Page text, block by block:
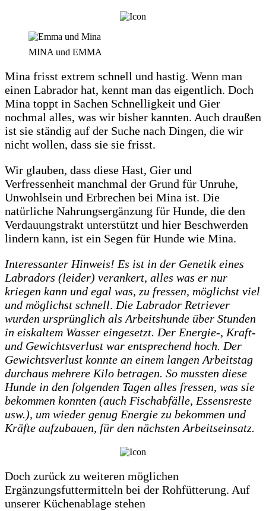
MINA und EMMA
Mina frisst extrem schnell und hastig. Wenn man
einen Labrador hat, kennt man das eigentlich. Doch
Mina toppt in Sachen Schnelligkeit und Gier
nochmal alles, was wir bisher kannten. Auch draußen
ist sie ständig auf der Suche nach Dingen, die wir
nicht wollen, dass sie sie frisst.
Wir glauben, dass diese Hast, Gier und
Verfressenheit manchmal der Grund für Unruhe,
Unwohlsein und Erbrechen bei Mina ist. Die
natürliche Nahrungsergänzung für Hunde, die den
Verdauungstrakt unterstützt und hier Beschwerden
lindern kann, ist ein Segen für Hunde wie Mina.
Interessanter Hinweis! Es ist in der Genetik eines
Labradors (leider) verankert, alles was er nur
kriegen kann und egal was, zu fressen, möglichst viel
und möglichst schnell.Die Labrador Retriever
wurden ursprünglich als Arbeitshunde über Stunden
in eiskaltem Wasser eingesetzt. Der Energie-, Kraft-
und Gewichtsverlust war entsprechend hoch. Der
Gewichtsverlust konnte an einem langen Arbeitstag
durchaus mehrere Kilo betragen. So mussten diese
Hunde in den folgenden Tagen alles fressen, was sie
bekommen konnten (auch Fischabfälle, Essensreste
usw.), um wieder genug Energie zu bekommen und
Kräfte aufzubauen, für den nächsten Arbeitseinsatz.
Doch zurück zu weiteren möglichen
Ergänzungsfuttermitteln bei der Rohfütterung. Auf
unserer Küchenablage stehen